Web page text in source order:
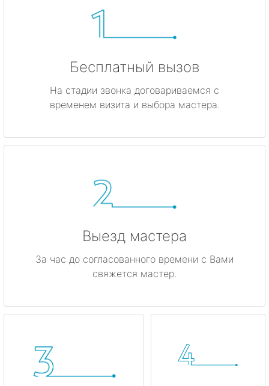
Бесплатный вызов
На стадии звонка договариваемся с
временем визита и выбора мастера.
Выезд мастера
За час до согласованного времени с Вами
свяжется мастер.